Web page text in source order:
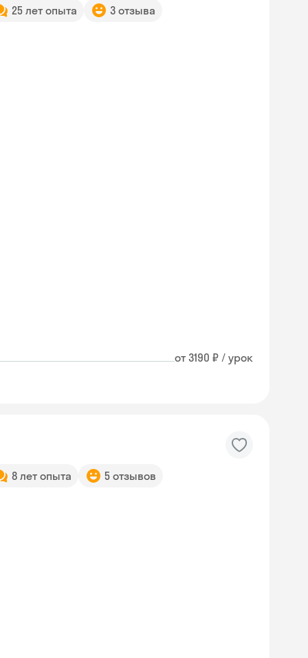
25 лет опыта 3 отзыва
от 3190 ₽ / урок
8 лет опыта 5 отзывов